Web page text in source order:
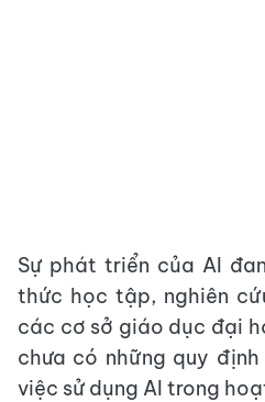
Sự phát triển của AI
thức học tập, nghiên
các cơ sở giáo dục đại
chưa có những quy
việc sử dụng AI trong